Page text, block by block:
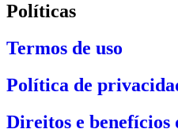
Políticas
Termos de uso
Política de
Direitos e benefícios